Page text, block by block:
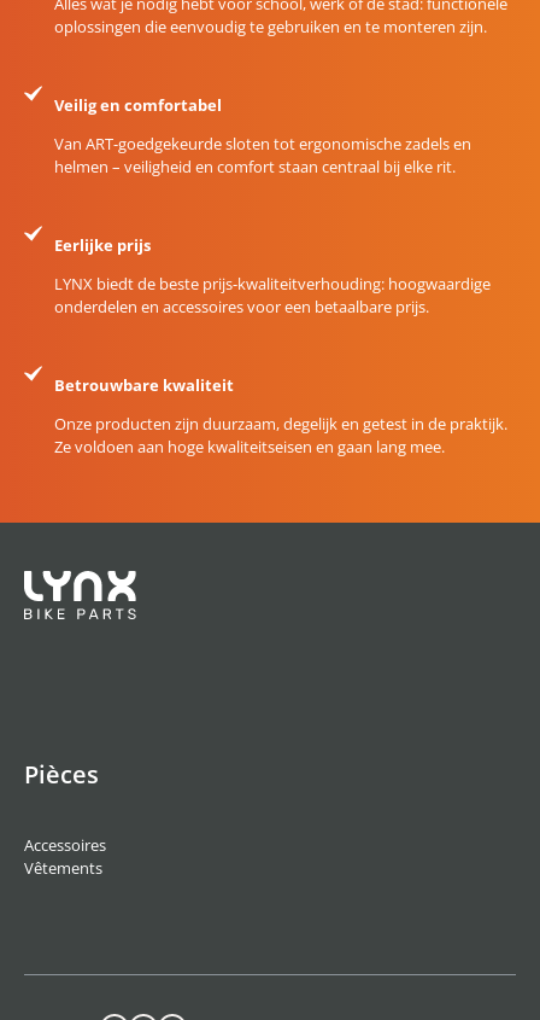
oplossingen die eenvoudig te gebruiken en te monteren zijn.
Veilig en comfortabel
Van ART-goedgekeurde sloten tot ergonomische zadels en
helmen – veiligheid en comfort staan centraal bij elke rit.
Eerlijke prijs
LYNX biedt de beste prijs-kwaliteitverhouding: hoogwaardige
onderdelen en accessoires voor een betaalbare prijs.
Betrouwbare kwaliteit
Onze producten zijn duurzaam, degelijk en getest in de praktijk.
Ze voldoen aan hoge kwaliteitseisen en gaan lang mee.
Pièces
Accessoires
Vêtements